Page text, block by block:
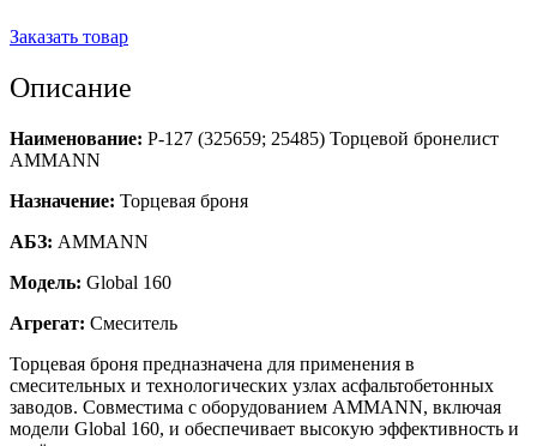
Заказать товар
Описание
Наименование: Р-127 (325659; 25485) Торцевой бронелист
AMMANN
Назначение: Торцевая броня
АБЗ: AMMANN
Модель: Global 160
Агрегат: Смеситель
Торцевая броня предназначена для применения в
смесительных и технологических узлах асфальтобетонных
заводов. Совместима с оборудованием AMMANN, включая
модели Global 160, и обеспечивает высокую эффективность и